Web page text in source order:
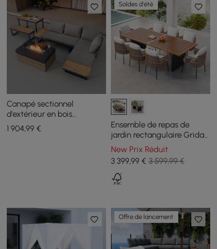
Canapé sectionnel
d'extérieur en bois
d'aluminium et table de
foyer au gaz propane avec
1 904,99 €
Soldes d'été
Ensemble de repas de
jardin rectangulaire Grida
9 pièces avec 8 chaises en
teck et résine tressée
New Prix Réduit
3 399,99€ 3 599,99 €
Offre de lancement